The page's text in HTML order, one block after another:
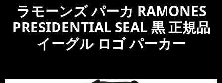
ラモーンズ パーカ RAMONES
PRESIDENTIAL SEAL 黒 正規品
イーグル ロゴ パーカー